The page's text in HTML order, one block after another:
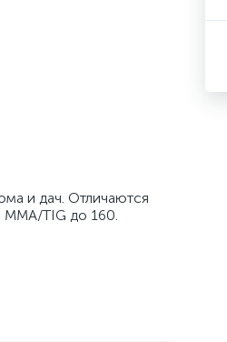
и дач. Отличаются
TIG до 160.